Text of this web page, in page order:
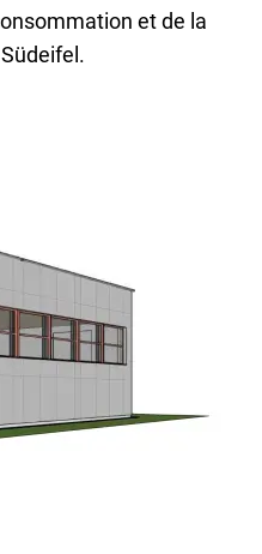
et de la